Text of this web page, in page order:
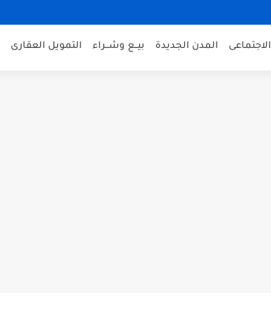
المدن الجديدة بيــع وشــراء التمويل العقارى